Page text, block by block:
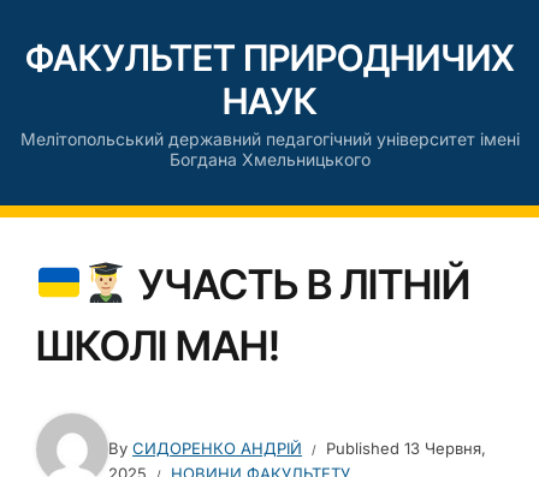
ФАКУЛЬТЕТ ПРИРОДНИЧИХ
НАУК
Мелітопольський державний педагогічний університет імені
Богдана Хмельницького
УЧАСТЬ В ЛІТНІЙ
ШКОЛІ МАН!
By СИДОРЕНКО АНДРІЙ Published 13 Червня,